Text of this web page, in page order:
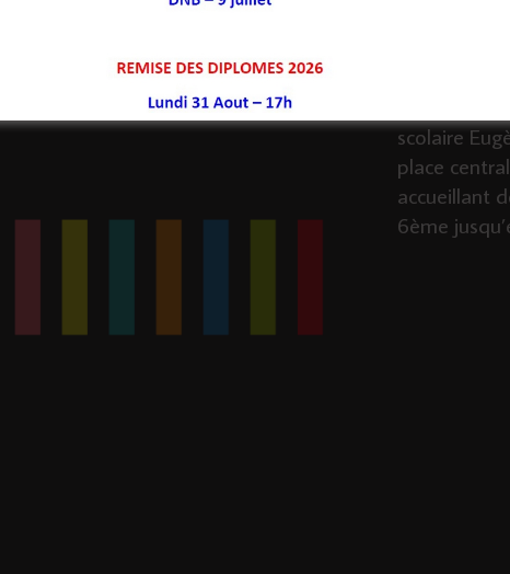
Située à
scolaire
place
accueillant
6ème